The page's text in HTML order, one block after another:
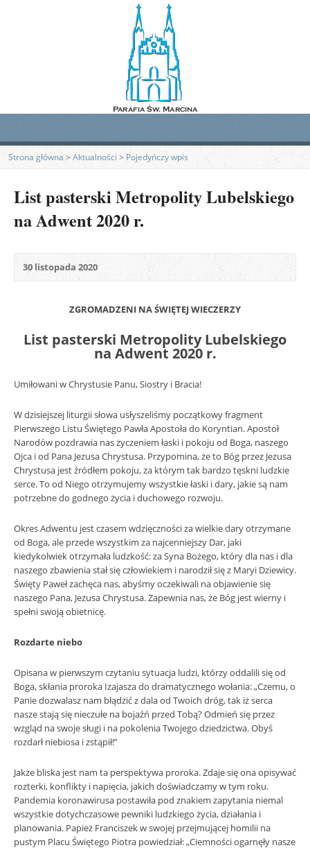
Strona główna> Aktualności > Pojedyńczy wpis
List pasterski Metropolity Lubelskiego
na Adwent 2020 r.
30 listopada 2020
ZGROMADZENI NA ŚWIĘTEJ WIECZERZY
List pasterski Metropolity Lubelskiego
na Adwent 2020 r.
Umiłowani w Chrystusie Panu, Siostry i Bracia!
W dzisiejszej liturgii słowa usłyszeliśmy początkowy fragment
Pierwszego Listu Świętego Pawła Apostoła do Koryntian. Apostoł
Narodów pozdrawia nas życzeniem łaski i pokoju od Boga, naszego
Ojca i od Pana Jezusa Chrystusa. Przypomina, że to Bóg przez Jezusa
Chrystusa jest źródłem pokoju, za którym tak bardzo tęskni ludzkie
serce. To od Niego otrzymujemy wszystkie łaski i dary, jakie są nam
potrzebne do godnego życia i duchowego rozwoju.
Okres Adwentu jest czasem wdzięczności za wielkie dary otrzymane
od Boga, ale przede wszystkim za najcenniejszy Dar, jaki
kiedykolwiek otrzymała ludzkość: za Syna Bożego, który dla nas i dla
naszego zbawienia stał się człowiekiem i narodził się z Maryi Dziewicy.
Święty Paweł zachęca nas, abyśmy oczekiwali na objawienie się
naszego Pana, Jezusa Chrystusa. Zapewnia nas, że Bóg jest wierny i
spełni swoją obietnicę.
Rozdarte niebo
Opisana w pierwszym czytaniu sytuacja ludzi, którzy oddalili się od
Boga, skłania proroka Izajasza do dramatycznego wołania: „Czemu, o
Panie dozwalasz nam błądzić z dala od Twoich dróg, tak iż serca
nasze stają się nieczułe na bojaźń przed Tobą? Odmień się przez
wzgląd na swoje sługi i na pokolenia Twojego dziedzictwa. Obyś
rozdarł niebiosa i zstąpił!”
Jakże bliska jest nam ta perspektywa proroka. Zdaje się ona opisywać
rozterki, konflikty i napięcia, jakich doświadczamy w tym roku.
Pandemia koronawirusa postawiła pod znakiem zapytania niemal
wszystkie dotychczasowe pewniki ludzkiego życia, działania i
planowania. Papież Franciszek w swojej przejmującej homilii na
pustym Placu Świętego Piotra powiedział: „Ciemności ogarnęły nasze